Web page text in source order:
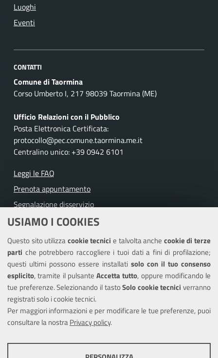
USIAMO I COOKIES
Questo sito utilizzacookie tecnicie talvolta anche cookie di terze
parti che potrebbero raccogliere i tuoi dati a fini di profilazione;
questi ultimi possono essere installati solo con il tuo consenso
esplicito, tramite il pulsante Accetta tutto, oppure modificando le
tue preferenze. Selezionando il tastoSolo cookie tecnici verranno
registrati solo i cookie tecnici.
Per maggiori informazioni e per modificare le tue preferenze, puoi
consultare la nostraPrivacy policy.
Luoghi
Eventi
CONTATTI
Comune di Taormina
Corso Umberto I, 217 98039 Taormina (ME)
Ufficio Relazioni con il Pubblico
Posta Elettronica Certificata:
protocollo@pec.comune.taormina.me.it
Centralino unico: +39 0942 6101
Leggi le FAQ
Prenota appuntamento
Segnalazione disservizio
Richiesta assistenza
Amministrazione trasparente
Informativa privacy
Note legali
Piano di miglioramento del sito
Dichiarazione di accessibilità